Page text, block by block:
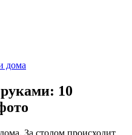
дома
10
За столом происходит